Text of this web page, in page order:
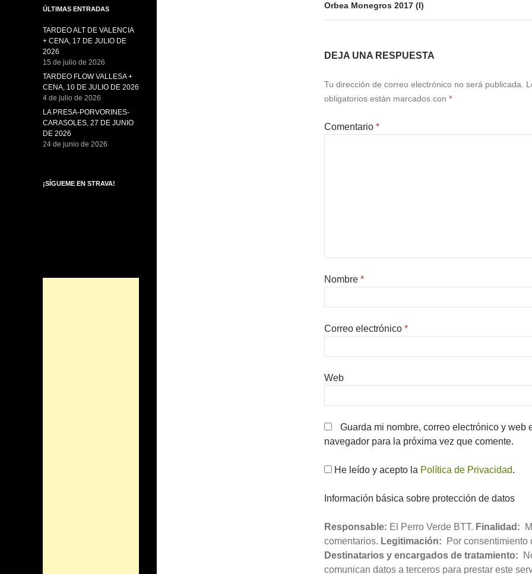
Orbea Monegros 2017 (I)
DEJA UNA RESPUESTA
Tu dirección de correo electrónico no será publicada.
obligatorios están marcados con *
Comentario *
Nombre *
Correo electrónico *
Web
Guarda mi nombre, correo electrónico y web
navegador para la próxima vez que comente.
He leído y acepto la Política de Privacidad.
Información básica sobre protección de datos
Responsable: El Perro Verde BTT. Finalidad:
comentarios. Legitimación: Por consentimiento
Destinatarios y encargados de tratamiento:
comunican datos a terceros para prestar este
ÚLTIMAS ENTRADAS
TARDEO ALT DE VALENCIA
+ CENA, 17 DE JULIO DE
2026
15 de julio de 2026
TARDEO FLOW VALLESA +
CENA, 10 DE JULIO DE 2026
4 de julio de 2026
LA PRESA-PORVORINES-
CARASOLES, 27 DE JUNIO
DE 2026
24 de junio de 2026
¡SÍGUEME EN STRAVA!